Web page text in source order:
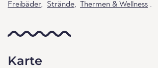
Freibäder, Strände, Thermen & Wellness .
Karte